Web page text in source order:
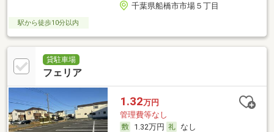
千葉県船橋市市場５丁目
駅から徒歩10分以内
貸駐車場
フェリア
1.32万円
管理費等なし
1.32万円
なし